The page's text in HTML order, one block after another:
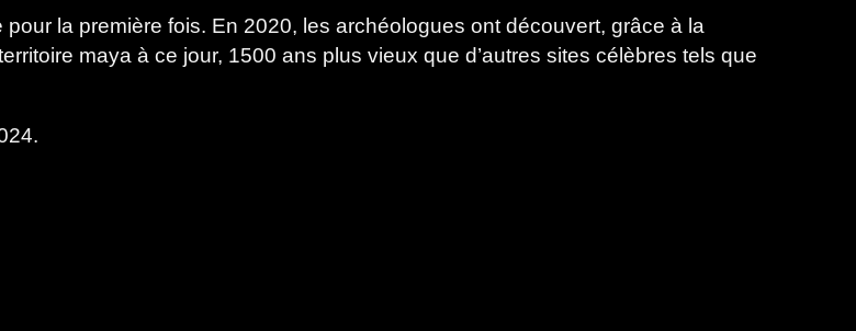
la première fois. En 2020, les archéologues ont découvert, grâce à la
maya à ce jour, 1500 ans plus vieux que d’autres sites célèbres tels que